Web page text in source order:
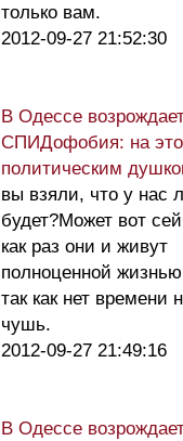
только вам.
2012-09-27 21:52:30
В Одессе
СПИДофобия: на
политическим
вы взяли, что у нас
будет?Может вот
как раз они и живут
полноценной
так как нет времени
чушь.
2012-09-27 21:49:16
В Одессе